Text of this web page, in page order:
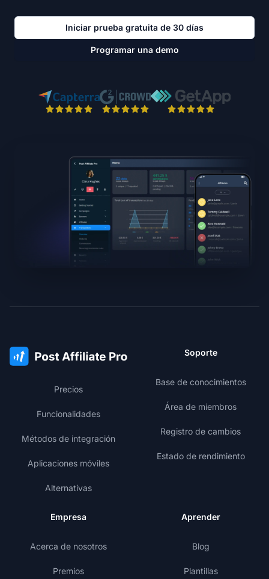
Iniciar prueba gratuita de 30 días
Programar una demo
Precios
Funcionalidades
Métodos de integración
Aplicaciones móviles
Alternativas
Soporte
Base de conocimientos
Área de miembros
Registro de cambios
Estado de rendimiento
Empresa
Acerca de nosotros
Premios
Aprender
Blog
Plantillas